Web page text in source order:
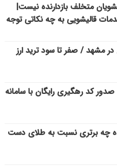
متخلف بازدارنده نیست|
قالیشویی به چه نکاتی توجه
مشهد / صفر تا سود ترید ارز
کد رهگیری رایگان با سامانه
چه برتری نسبت به طلای دست